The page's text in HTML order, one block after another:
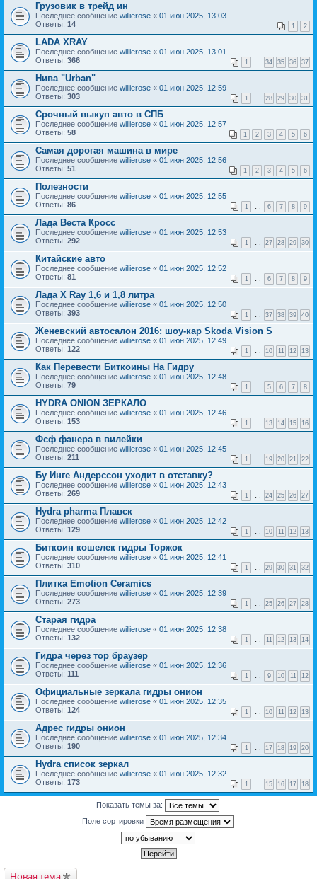
Грузовик в трейд ин
Последнее сообщение willierose « 01 июн 2025, 13:03
Ответы: 14 1 2
LADA XRAY
Последнее сообщение willierose « 01 июн 2025, 13:01
Ответы: 366 1 … 34 35 36 37
Нива "Urban"
Последнее сообщение willierose « 01 июн 2025, 12:59
Ответы: 303 1 … 28 29 30 31
Срочный выкуп авто в СПБ
Последнее сообщение willierose « 01 июн 2025, 12:57
Ответы: 58 1 2 3 4 5 6
Самая дорогая машина в мире
Последнее сообщение willierose « 01 июн 2025, 12:56
Ответы: 51 1 2 3 4 5 6
Полезности
Последнее сообщение willierose « 01 июн 2025, 12:55
Ответы: 86 1 … 6 7 8 9
Лада Веста Кросс
Последнее сообщение willierose « 01 июн 2025, 12:53
Ответы: 292 1 … 27 28 29 30
Китайские авто
Последнее сообщение willierose « 01 июн 2025, 12:52
Ответы: 81 1 … 6 7 8 9
Лада X Ray 1,6 и 1,8 литра
Последнее сообщение willierose « 01 июн 2025, 12:50
Ответы: 393 1 … 37 38 39 40
Женевский автосалон 2016: шоу-кар Skoda Vision S
Последнее сообщение willierose « 01 июн 2025, 12:49
Ответы: 122 1 … 10 11 12 13
Как Перевести Биткоины На Гидру
Последнее сообщение willierose « 01 июн 2025, 12:48
Ответы: 79 1 … 5 6 7 8
HYDRA ONION ЗЕРКАЛО
Последнее сообщение willierose « 01 июн 2025, 12:46
Ответы: 153 1 … 13 14 15 16
Фсф фанера в вилейки
Последнее сообщение willierose « 01 июн 2025, 12:45
Ответы: 211 1 … 19 20 21 22
Бу Инге Андерссон уходит в отставку?
Последнее сообщение willierose « 01 июн 2025, 12:43
Ответы: 269 1 … 24 25 26 27
Hydra pharma Плавск
Последнее сообщение willierose « 01 июн 2025, 12:42
Ответы: 129 1 … 10 11 12 13
Биткоин кошелек гидры Торжок
Последнее сообщение willierose « 01 июн 2025, 12:41
Ответы: 310 1 … 29 30 31 32
Плитка Emotion Ceramics
Последнее сообщение willierose « 01 июн 2025, 12:39
Ответы: 273 1 … 25 26 27 28
Старая гидра
Последнее сообщение willierose « 01 июн 2025, 12:38
Ответы: 132 1 … 11 12 13 14
Гидра через тор браузер
Последнее сообщение willierose « 01 июн 2025, 12:36
Ответы: 111 1 … 9 10 11 12
Официальные зеркала гидры онион
Последнее сообщение willierose « 01 июн 2025, 12:35
Ответы: 124 1 … 10 11 12 13
Адрес гидры онион
Последнее сообщение willierose « 01 июн 2025, 12:34
Ответы: 190 1 … 17 18 19 20
Hydra список зеркал
Последнее сообщение willierose « 01 июн 2025, 12:32
Ответы: 173 1 … 15 16 17 18
Показать темы за:
Поле сортировки
Новая тема